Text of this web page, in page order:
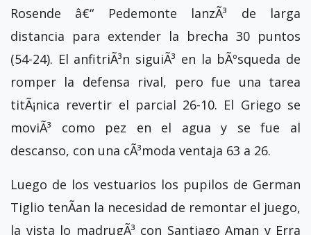
Rosende â€“ Pedemonte lanzÃ³ de larga
distancia para extender la brecha 30 puntos
(54-24). El anfitriÃ³n siguiÃ³ en la bÃºsqueda de
romper la defensa rival, pero fue una tarea
titÃ¡nica revertir el parcial 26-10. El Griego se
moviÃ³ como pez en el agua y se fue al
descanso, con una cÃ³moda ventaja 63 a 26.
Luego de los vestuarios los pupilos de German
Tiglio tenÃ­an la necesidad de remontar el juego,
la vista lo madrugÃ³ con Santiago Aman y Erra